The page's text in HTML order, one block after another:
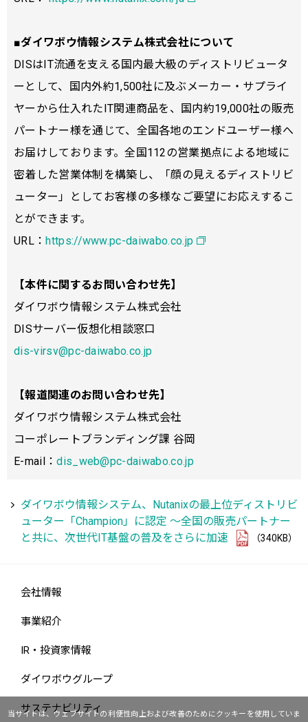
■ダイワボウ情報システム株式会社について
DISはIT流通を支える国内最大級のディストリビュータ
ーとして、国内外約1,500社に及ぶメーカー・サプライ
ヤーから仕入れたIT関連商品を、国内約19,000社の販売
パートナー様を通じて、全国各地のエンドユーザー様へ
お届けしております。全国112の営業拠点による地域に
密着した営業体制を構築し、「顔の見えるディストリビ
ューター」としてお客様の多様なご要望にお応えするこ
とができます。
URL：https://www.pc-daiwabo.co.jp
【本件に関するお問い合わせ先】
ダイワボウ情報システム株式会社
DISサーバー仮想化相談窓口
dis-virsv@pc-daiwabo.co.jp
【報道関連のお問い合わせ先】
ダイワボウ情報システム株式会社
コーポレートブランディング課 谷岡
E-mail：dis_web@pc-daiwabo.co.jp
ダイワボウ情報システム、Nutanixの最上位ディストリビ
ューター「Champion」に認定 ～全国の販売パートナー
と共に、次世代IT基盤の普及をさらに加速
（340KB）
当サイトは、ウェブサイトの利便性向上および改善のためにクッキーを使用していま
会社情報
事業紹介
IR・投資家情報
ダイワボウグループ
サステナビリティ